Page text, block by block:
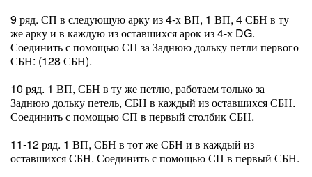
9 ряд. СП в следующую арку из 4-х ВП, 1 ВП, 4 СБН в ту
же арку и в каждую из оставшихся арок из 4-х DG.
Соединить с помощью СП за Заднюю дольку петли первого
СБН: (128 СБН).
10 ряд. 1 ВП, СБН в ту же петлю, работаем только за
Заднюю дольку петель, СБН в каждый из оставшихся СБН.
Соединить с помощью СП в первый столбик СБН.
11-12 ряд. 1 ВП, СБН в тот же СБН и в каждый из
оставшихся СБН. Соединить с помощью СП в первый СБН.